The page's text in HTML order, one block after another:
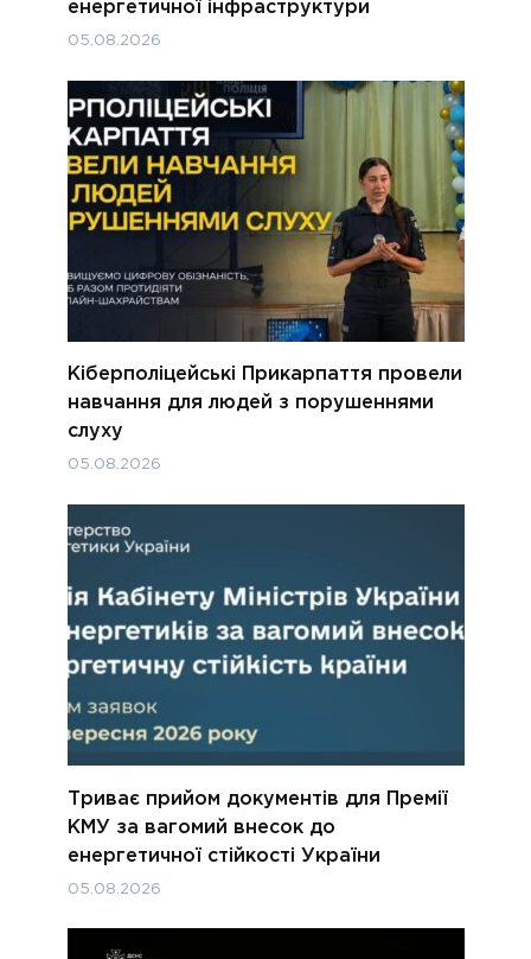
енергетичної інфраструктури
05.08.2026
Кіберполіцейські Прикарпаття провели
навчання для людей з порушеннями
слуху
05.08.2026
Триває прийом документів для Премії
КМУ за вагомий внесок до
енергетичної стійкості України
05.08.2026